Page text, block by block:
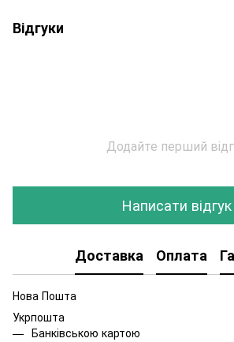
Відгуки
Додайте перший
Написати відгук
Доставка Оплата
Нова Пошта
Укрпошта
Банківською картою